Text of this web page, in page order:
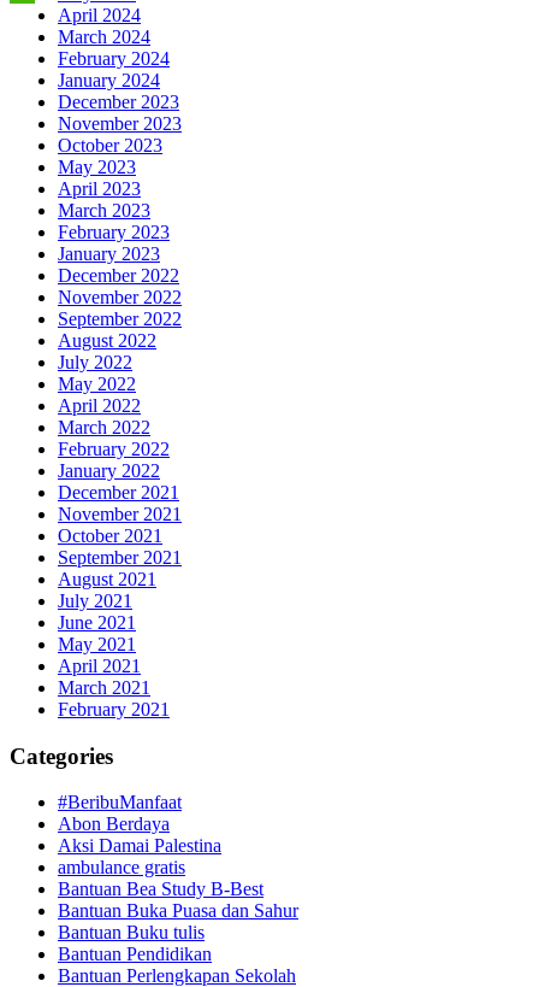
April 2024
March 2024
February 2024
January 2024
December 2023
November 2023
October 2023
May 2023
April 2023
March 2023
February 2023
January 2023
December 2022
November 2022
September 2022
August 2022
July 2022
May 2022
April 2022
March 2022
February 2022
January 2022
December 2021
November 2021
October 2021
September 2021
August 2021
July 2021
June 2021
May 2021
April 2021
March 2021
February 2021
Categories
#BeribuManfaat
Abon Berdaya
Aksi Damai Palestina
ambulance gratis
Bantuan Bea Study B-Best
Bantuan Buka Puasa dan Sahur
Bantuan Buku tulis
Bantuan Pendidikan
Bantuan Perlengkapan Sekolah